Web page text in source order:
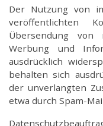
Der Nutzung von
veröffentlichten
Übersendung von
Werbung und
ausdrücklich
behalten sich
der unverlangten
etwa durch Spam-